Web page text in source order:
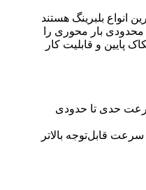
انواع بلبرینگ هستند
بار محوری را
پایین و قابلیت کار
حدی تا حدودی
قابل‌توجه بالاتر